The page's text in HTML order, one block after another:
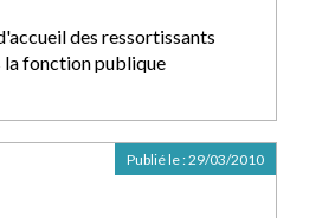
des ressortissants
la fonction publique
Publié le :29/03/2010